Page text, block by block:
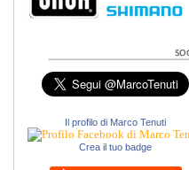
Il profilo di Marco Tenuti
Crea il tuo badge